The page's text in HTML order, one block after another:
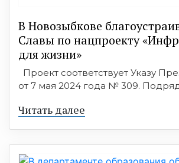
В Новозыбкове
Славы по нацпроекту
для жизни»
Проект соответствует Указу
от 7 мая 2024 года № 309.
Читать далее